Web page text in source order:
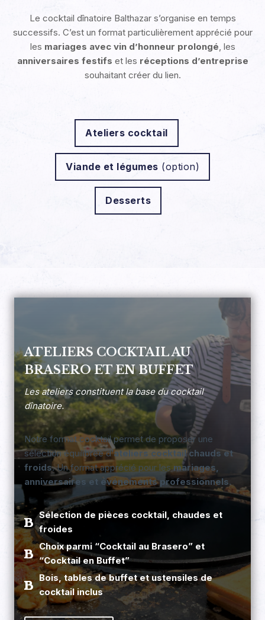
Le cocktail dînatoire Balthazar s’organise en temps
successifs. C’est un format particulièrement apprécié pour
les mariages avec vin d’honneur prolongé, les
anniversaires festifs et les réceptions d’entreprise
souhaitant créer du lien.
Ateliers cocktail
Viande et légumes (option)
Desserts
ATELIERS COCKTAIL AU
BRASERO ET EN BUFFET
Les ateliers constituent la base du cocktail
dînatoire.
Notre format cocktail permet de proposer une
sélection équilibrée d’ateliers cocktail chauds et
froids. Un format apprécié pour lesmariages,
anniversaires et événements professionnels.
Sélection de pièces cocktail, chaudes et
froides
Choix parmi “Cocktail au Brasero” et
“Cocktail en Buffet”
Bois, tables de buffet et ustensiles de
cocktail inclus